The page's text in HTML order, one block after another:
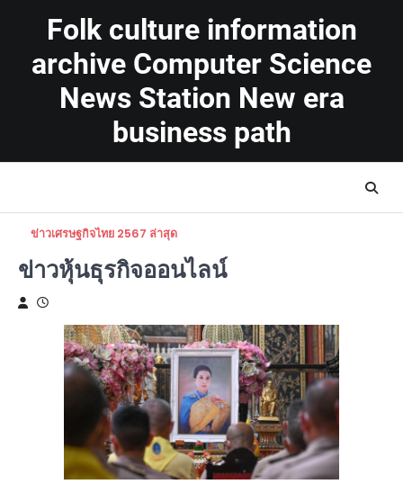
Folk culture information
archive Computer Science
News Station New era
business path
ข่าวเศรษฐกิจไทย 2567 ล่าสุด
ข่าวหุ้นธุรกิจออนไลน์